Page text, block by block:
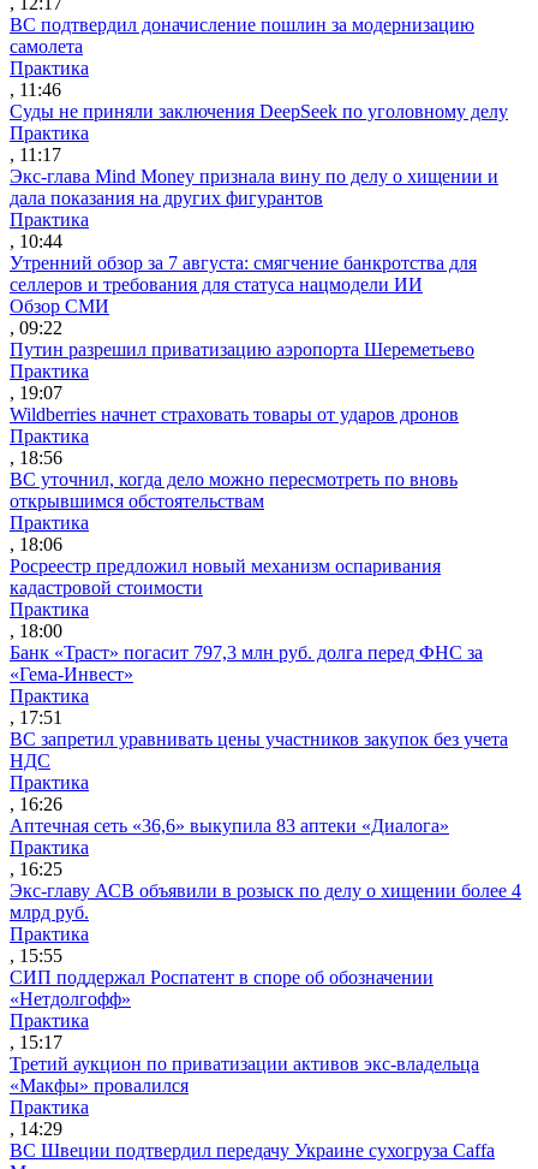
ВС подтвердил доначисление пошлин за модернизацию
самолета
Практика
, 11:46
Суды не приняли заключения DeepSeek по уголовному делу
Практика
, 11:17
Экс-глава Mind Money признала вину по делу о хищении и
дала показания на других фигурантов
Практика
, 10:44
Утренний обзор за 7 августа: смягчение банкротства для
селлеров и требования для статуса нацмодели ИИ
Обзор СМИ
, 09:22
Путин разрешил приватизацию аэропорта Шереметьево
Практика
, 19:07
Wildberries начнет страховать товары от ударов дронов
Практика
, 18:56
ВС уточнил, когда дело можно пересмотреть по вновь
открывшимся обстоятельствам
Практика
, 18:06
Росреестр предложил новый механизм оспаривания
кадастровой стоимости
Практика
, 18:00
Банк «Траст» погасит 797,3 млн руб. долга перед ФНС за
«Гема-Инвест»
Практика
, 17:51
ВС запретил уравнивать цены участников закупок без учета
НДС
Практика
, 16:26
Аптечная сеть «36,6» выкупила 83 аптеки «Диалога»
Практика
, 16:25
Экс-главу АСВ объявили в розыск по делу о хищении более 4
млрд руб.
Практика
, 15:55
СИП поддержал Роспатент в споре об обозначении
«Нетдолгофф»
Практика
, 15:17
Третий аукцион по приватизации активов экс-владельца
«Макфы» провалился
Практика
, 14:29
ВС Швеции подтвердил передачу Украине сухогруза Caffa